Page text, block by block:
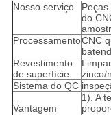
Nosso serviço
do
ProcessamentoCNC
Revestimento
de superfície
zinco/
Sistema do QC
Vantagem
1). A